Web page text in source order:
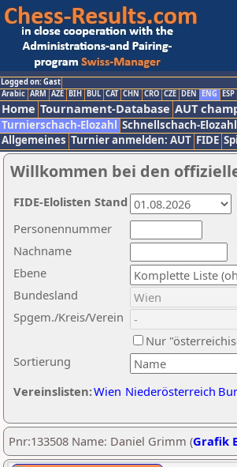
Logged on: Gast
Arabic ARM AZE BIH BUL CAT CHN CRO CZE DEN ENG ESP
Home Tournament-Database AUT
Turnierschach-Elozahl Schnellschach-Elozahl
Allgemeines Turnier anmelden: AUT FIDE
Willkommen bei den
Nachname
Ebene
Sortierung
Personennummer
Bundesland
Spgem./Kreis/Verein
Nur
Vereinslisten:Wien Niederösterreich
FIDE-Elolisten Stand
Pnr:133508 Name: Daniel Grimm (Grafik